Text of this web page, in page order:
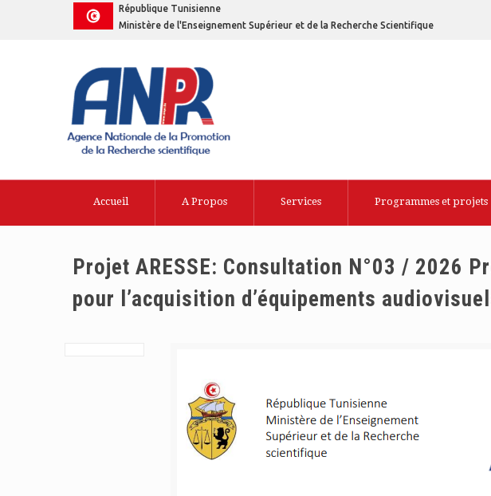
République Tunisienne
Ministère de l'Enseignement Supérieur et de la Recherche Scientifique
Accueil A Propos Services Programmes et projets
Projet ARESSE: Consultation N°03 / 2026
pour l’acquisition d’équipements